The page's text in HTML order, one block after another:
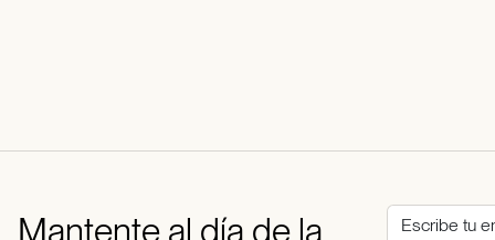
Mantente al día de la